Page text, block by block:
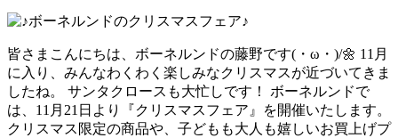
皆さまこんにちは、ボーネルンドの藤野です(・ω・)/🌼 11月
に入り、みんなわくわく楽しみなクリスマスが近づいてきま
したね。 サンタクロースも大忙しです！ ボーネルンドで
は、11月21日より『クリスマスフェア』を開催いたします。
クリスマス限定の商品や、子どもも大人も嬉しいお買上げプ